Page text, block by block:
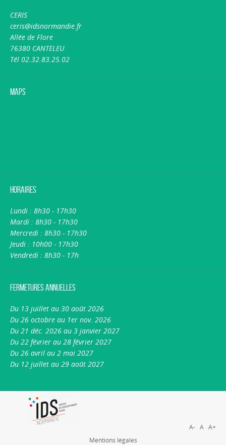
CERIS
ceris@idsnormandie.fr
Allée de Flore
76380 CANTELEU
Tél 02.32.83.25.02
Maps
Horaires
Lundi : 8h30 - 17h30
Mardi : 8h30 - 17h30
Mercredi : 8h30 - 17h30
Jeudi : 10h00 - 17h30
Vendredi : 8h30 - 17h
Fermetures annuelles
Du 13 juillet au 30 août 2026
Du 26 octobre au 1er nov. 2026
Du 21 déc. 2026 au 3 janvier 2027
Du 22 février au 28 février 2027
Du 26 avril au 2 mai 2027
Du 12 juillet au 29 août 2027
Mentions légales
A- A A+